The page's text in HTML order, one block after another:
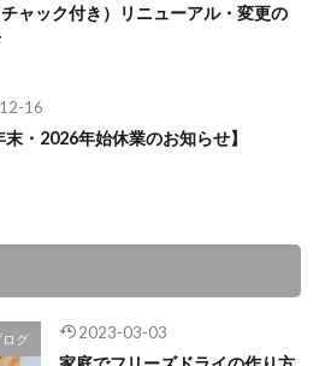
ャック付き）リニューアル・変更の
16
末・2026年始休業のお知らせ】
ログ 2023-03-03